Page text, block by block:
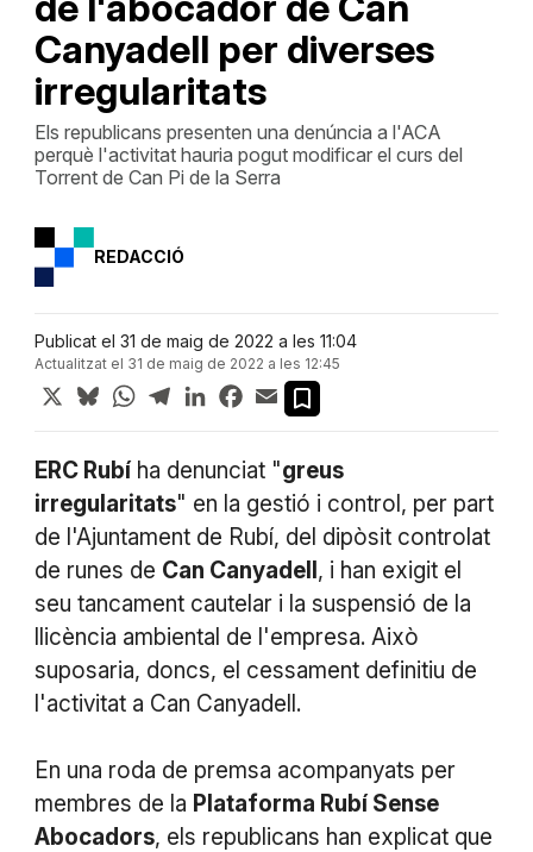
Canyadell per diverses
irregularitats
Els republicans presenten una denúncia a l'ACA
perquè l'activitat hauria pogut modificar el curs del
Torrent de Can Pi de la Serra
REDACCIÓ
Publicat el 31 de maig de 2022 a les 11:04
Actualitzat el 31 de maig de 2022 a les 12:45
X BlueskyWhatsApp
TelegramLinkedInFacebook
Email
ERC Rubíha denunciat "greus
irregularitats" en la gestió i control, per part
de l'Ajuntament de Rubí, del dipòsit controlat
de runes de Can Canyadell , i han exigit el
seu tancament cautelar i la suspensió de la
llicència ambiental de l'empresa. Això
suposaria, doncs, el cessament definitiu de
l'activitat a Can Canyadell.
En una roda de premsa acompanyats per
membres de la Plataforma Rubí Sense
Abocadors, els republicans han explicat que